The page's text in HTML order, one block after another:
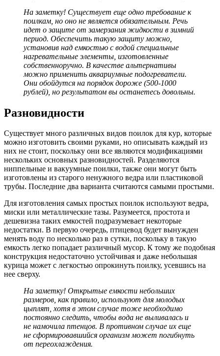
На заметку! Существует еще одно требование к
поилкам, но оно не является обязательным. Речь
идет о защите от замерзания жидкости в зимний
период. Обеспечить такую защиту можно,
установив над емкостью с водой специальные
нагревательные элементы, изготовленные
собственноручно. В качестве альтернативы
можно применить аквариумные подогреватели.
Они обойдутся на порядок дороже (500-1000
рублей), но результатом вы останетесь довольны.
Разновидности
Существует много различных видов поилок для кур, которые
можно изготовить своими руками, но описывать каждый из
них не стоит, поскольку они все являются модификациями
нескольких основных разновидностей. Разделяются
ниппельные и вакуумные поилки, также они могут быть
изготовлены из старого ненужного ведра или пластиковой
трубы. Последние два варианта считаются самыми простыми.
Для изготовления самых простых поилок используют ведра,
миски или металлические тазы. Разумеется, простота и
дешевизна таких емкостей подразумевает некоторые
недостатки. В первую очередь, птицевод будет вынужден
менять воду по несколько раз в сутки, поскольку в такую
емкость легко попадает различный мусор. К тому же подобная
конструкция недостаточно устойчивая и даже небольшая
курица может с легкостью опрокинуть поилку, усевшись на
нее сверху.
На заметку! Открытые емкости небольших
размеров, как правило, используют для молодых
цыплят, хотя в этом случае тоже необходимо
постоянно следить, чтобы вода не выливалась и
не намочила птенцов. В противном случае их еще
не сформировавшийся организм может погибнуть
от переохлаждения.